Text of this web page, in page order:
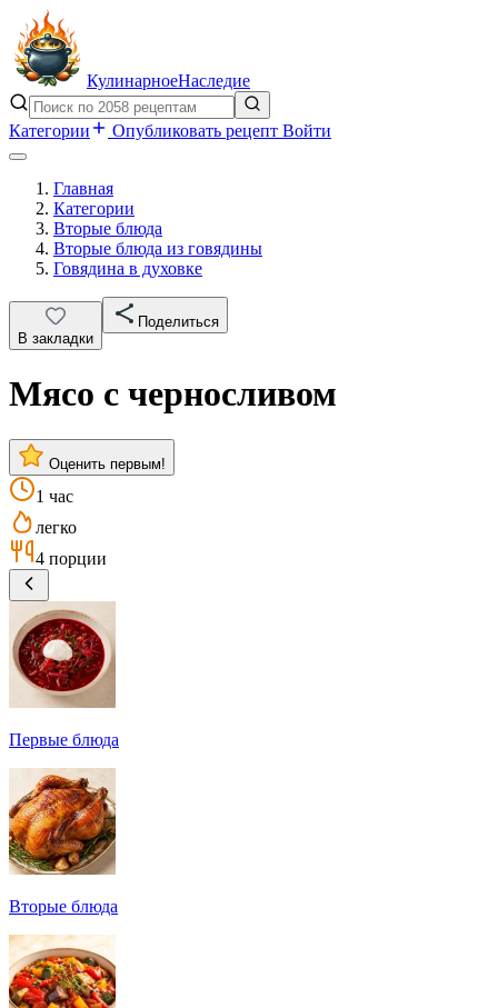
КулинарноеНаследие
Категории Опубликовать рецепт Войти
Главная
Категории
Вторые блюда
Вторые блюда из говядины
Говядина в духовке
В закладки
Поделиться
Мясо с черносливом
Оценить первым!
1 час
легко
4 порции
Первые блюда
Вторые блюда